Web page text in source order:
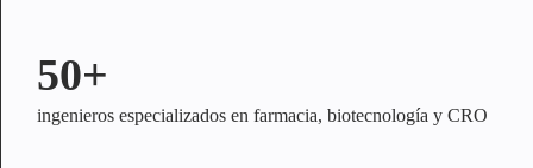
50+
ingenieros especializados en farmacia, biotecnología y CRO